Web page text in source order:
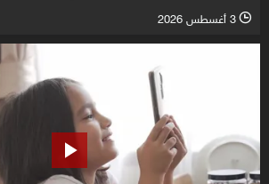
l 3 أغسطس 2026